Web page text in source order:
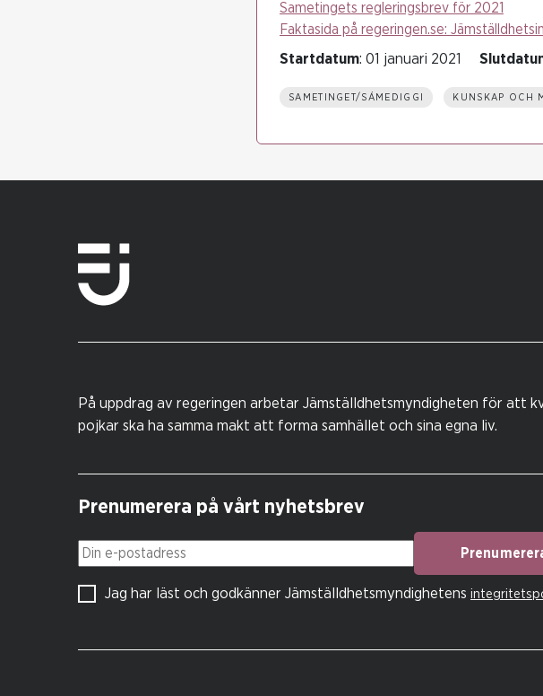
Sametingets regleringsbrev för 2021
Faktasida på regeringen.se:
Startdatum: 01 januari 2021
SAMETINGET/SÁMEDIGGI KUNSKAP OCH
På uppdrag av regeringen arbetar Jämställdhetsmyndigheten för att
pojkar ska ha samma makt att forma samhället och sina egna liv.
Prenumerera på vårt nyhetsbrev
Din e-postadress
Jag har läst och godkänner Jämställdhetsmyndighetens